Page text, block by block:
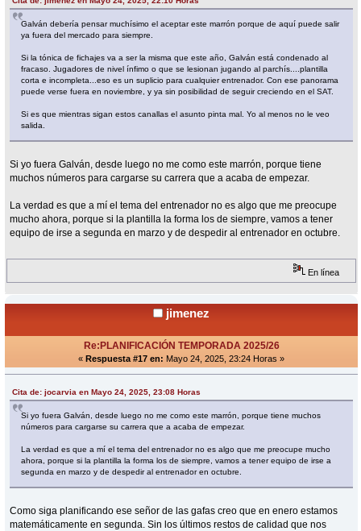
Galván debería pensar muchísimo el aceptar este marrón porque de aquí puede salir
ya fuera del mercado para siempre.
Si la tónica de fichajes va a ser la misma que este año, Galván está condenado al
fracaso. Jugadores de nivel ínfimo o que se lesionan jugando al parchís....plantilla
corta e incompleta...eso es un suplicio para cualquier entrenador. Con ese panorama
puede verse fuera en noviembre, y ya sin posibilidad de seguir creciendo en el SAT.
Si es que mientras sigan estos canallas el asunto pinta mal. Yo al menos no le veo
salida.
Si yo fuera Galván, desde luego no me como este marrón, porque tiene
muchos números para cargarse su carrera que a acaba de empezar.
La verdad es que a mí el tema del entrenador no es algo que me preocupe
mucho ahora, porque si la plantilla la forma los de siempre, vamos a tener
equipo de irse a segunda en marzo y de despedir al entrenador en octubre.
En línea
jimenez
Re:PLANIFICACIÓN TEMPORADA 2025/26
« Respuesta #17 en: Mayo 24, 2025, 23:24 Horas »
Cita de: jocarvia en Mayo 24, 2025, 23:08 Horas
Si yo fuera Galván, desde luego no me como este marrón, porque tiene muchos
números para cargarse su carrera que a acaba de empezar.
La verdad es que a mí el tema del entrenador no es algo que me preocupe mucho
ahora, porque si la plantilla la forma los de siempre, vamos a tener equipo de irse a
segunda en marzo y de despedir al entrenador en octubre.
Como siga planificando ese señor de las gafas creo que en enero estamos
matemáticamente en segunda. Sin los últimos restos de calidad que nos